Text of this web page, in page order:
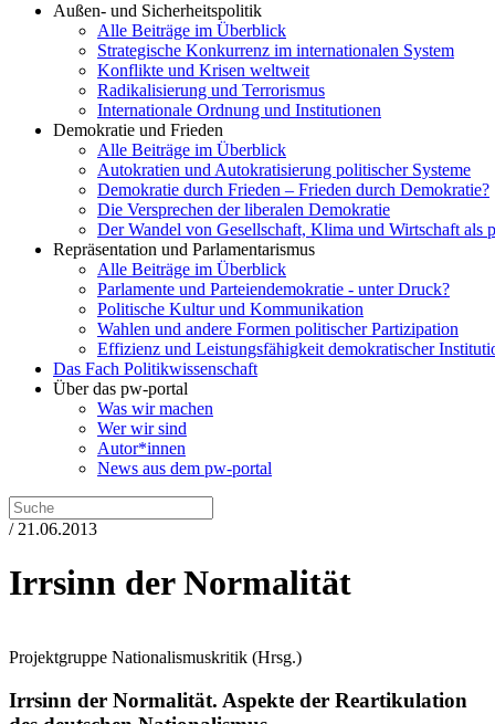
Außen- und Sicherheitspolitik
Alle Beiträge im Überblick
Strategische Konkurrenz im internationalen System
Konflikte und Krisen weltweit
Radikalisierung und Terrorismus
Internationale Ordnung und Institutionen
Demokratie und Frieden
Alle Beiträge im Überblick
Autokratien und Autokratisierung politischer Systeme
Demokratie durch Frieden – Frieden durch Demokratie?
Die Versprechen der liberalen Demokratie
Der Wandel von Gesellschaft, Klima und Wirtschaft als
Repräsentation und Parlamentarismus
Alle Beiträge im Überblick
Parlamente und Parteiendemokratie - unter Druck?
Politische Kultur und Kommunikation
Wahlen und andere Formen politischer Partizipation
Effizienz und Leistungsfähigkeit demokratischer
Das Fach Politikwissenschaft
Über das pw-portal
Was wir machen
Wer wir sind
Autor*innen
News aus dem pw-portal
/ 21.06.2013
Irrsinn der Normalität
Projektgruppe Nationalismuskritik (Hrsg.)
Irrsinn der Normalität. Aspekte der Reartikulation